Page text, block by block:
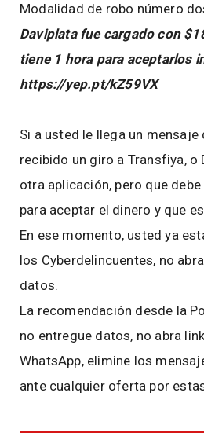
Modalidad de robo número
Daviplata fue cargado con
tiene 1 hora para aceptarlos
https://yep.pt/kZ59VX
Si a usted le llega un mensaje
recibido un giro a Transfiya, o
otra aplicación, pero que
para aceptar el dinero y que
En ese momento, usted ya
los Cyberdelincuentes, no
datos.
La recomendación desde la
no entregue datos, no abra
WhatsApp, elimine los
ante cualquier oferta por